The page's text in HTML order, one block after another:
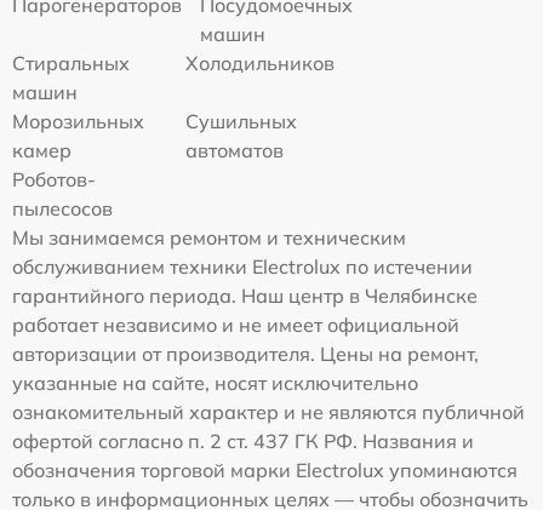
Парогенераторов
Посудомоечных
машин
Стиральных
машин
Холодильников
Морозильных
камер
Сушильных
автоматов
Роботов-
пылесосов
Мы занимаемся ремонтом и техническим
обслуживанием техники Electrolux по истечении
гарантийного периода. Наш центр в Челябинске
работает независимо и не имеет официальной
авторизации от производителя. Цены на ремонт,
указанные на сайте, носят исключительно
ознакомительный характер и не являются публичной
офертой согласно п. 2 ст. 437 ГК РФ. Названия и
обозначения торговой марки Electrolux упоминаются
только в информационных целях — чтобы обозначить